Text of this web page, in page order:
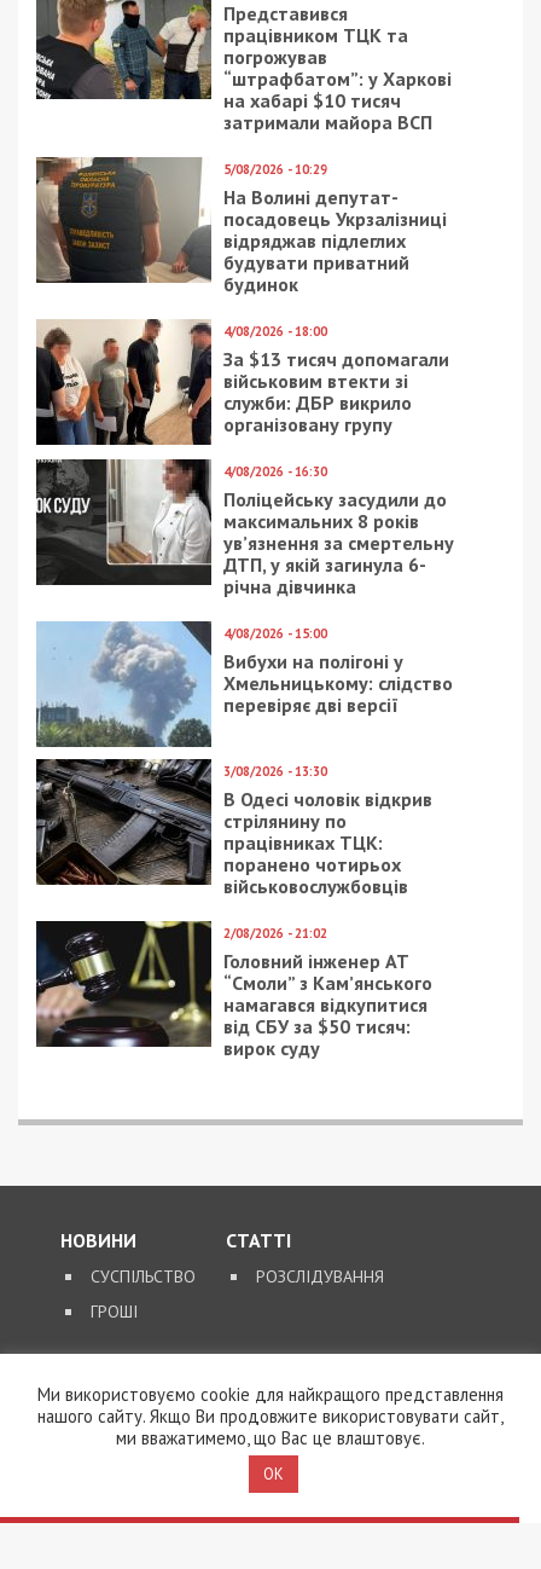
Представився
працівником ТЦК та
погрожував
“штрафбатом”: у Харкові
на хабарі $10 тисяч
затримали майора ВСП
5/08/2026 - 10:29
На Волині депутат-
посадовець Укрзалізниці
відряджав підлеглих
будувати приватний
будинок
4/08/2026 - 18:00
За $13 тисяч допомагали
військовим втекти зі
служби: ДБР викрило
організовану групу
4/08/2026 - 16:30
Поліцейську засудили до
максимальних 8 років
ув’язнення за смертельну
ДТП, у якій загинула 6-
річна дівчинка
4/08/2026 - 15:00
Вибухи на полігоні у
Хмельницькому: слідство
перевіряє дві версії
3/08/2026 - 13:30
В Одесі чоловік відкрив
стрілянину по
працівниках ТЦК:
поранено чотирьох
військовослужбовців
2/08/2026 - 21:02
Головний інженер АТ
“Смоли” з Кам’янського
намагався відкупитися
від СБУ за $50 тисяч:
вирок суду
НОВИНИ
СУСПІЛЬСТВО
ГРОШІ
СТАТТІ
РОЗСЛІДУВАННЯ
КОНТАКТИ
Ми використовуємо cookie для найкращого представлення
нашого сайту. Якщо Ви продовжите використовувати сайт,
ми вважатимемо, що Вас це влаштовує.
OK